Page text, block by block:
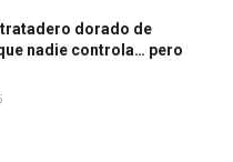
dorado de
nadie controla… pero